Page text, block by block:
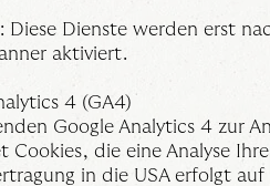
Diese Dienste werden erst
aktiviert.
4 (GA4)
Google Analytics 4 zur
Cookies, die eine Analyse
in die USA erfolgt auf